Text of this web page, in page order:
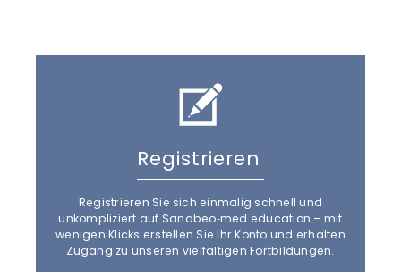
Registrieren
Registrieren Sie sich einmalig schnell und
unkompliziert auf Sanabeo‑med.education – mit
wenigen Klicks erstellen Sie Ihr Konto und erhalten
Zugang zu unseren vielfältigen Fortbildungen.